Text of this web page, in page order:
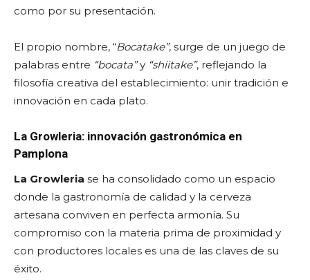
como por su presentación.
El propio nombre, “Bocatake”, surge de un juego de
palabras entre “bocata”y “shiitake”, reflejando la
filosofía creativa del establecimiento: unir tradición e
innovación en cada plato.
La Growleria: innovación gastronómica en
Pamplona
La Growleria se ha consolidado como un espacio
donde la gastronomía de calidad y la cerveza
artesana conviven en perfecta armonía. Su
compromiso con la materia prima de proximidad y
con productores locales es una de las claves de su
éxito.